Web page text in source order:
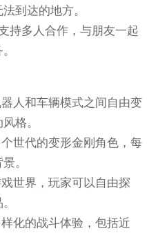
到达的地方。
持多人合作，与朋友一起
人和车辆模式之间自由变
格。
世代的变形金刚角色，每
。
世界，玩家可以自由探
化的战斗体验，包括近